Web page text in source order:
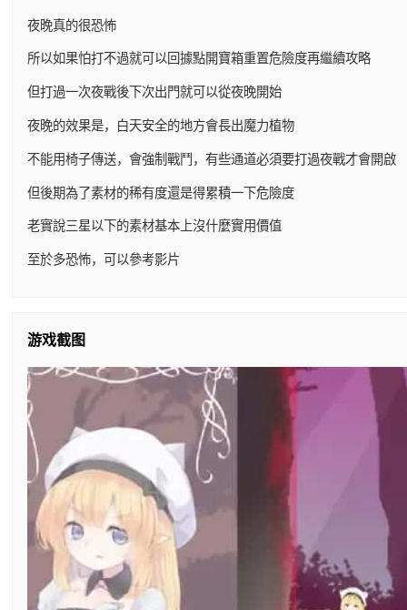
夜晚真的很恐怖
所以如果怕打不過就可以回據點開寶箱重置危險度再繼續攻略
但打過一次夜戰後下次出門就可以從夜晚開始
夜晚的效果是，白天安全的地方會長出魔力植物
不能用椅子傳送，會強制戰鬥，有些通道必須要打過夜戰才會開啟
但後期為了素材的稀有度還是得累積一下危險度
老實說三星以下的素材基本上沒什麼實用價值
至於多恐怖，可以參考影片
游戏截图